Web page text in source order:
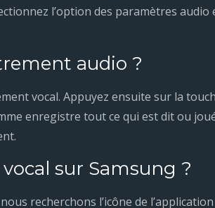
l’option des paramètres audio
audio ?
vocal. Appuyez ensuite sur la
enregistre tout ce qui est dit ou
sur Samsung ?
recherchons l’icône de l’application